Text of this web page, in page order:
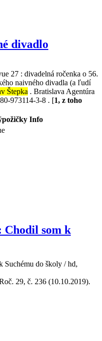
divadlo
27 : divadelná ročenka o 56.
naivného divadla (a ľudí
Štepka . Bratislava Agentúra
973114-3-8 . [1, z toho
Info
Chodil som k
Suchému do školy / hd,
29, č. 236 (10.10.2019).